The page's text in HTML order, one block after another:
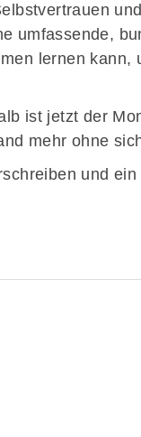
umfassende,
lernen kann,
ist jetzt der
mehr ohne
und